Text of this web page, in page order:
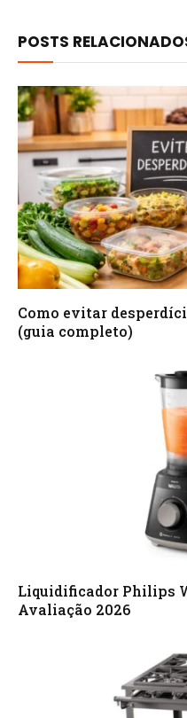
POSTS
Como evitar
(guia completo)
Liquidificador Philips
Avaliação 2026